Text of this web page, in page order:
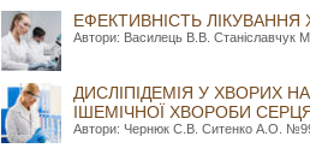
ЕФЕКТИВНІСТЬ
Автори: Василець В.В. Станіславчук
ДИСЛІПІДЕМІЯ У ХВОРИХ
ІШЕМІЧНОЇ ХВОРОБИ
Автори: Чернюк С.В. Ситенко А.О.